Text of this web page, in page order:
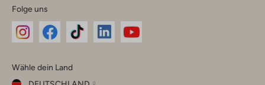
Folge uns
Instagram
Facebook
TikTok
Wähle dein Land